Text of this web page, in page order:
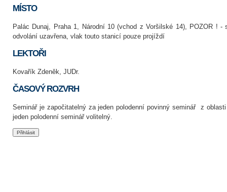
MÍSTO
Palác Dunaj, Praha 1, Národní 10 (vchod z Voršilské 14), POZOR ! -
odvolání uzavřena, vlak touto stanicí pouze projíždí
LEKTOŘI
Kovařík Zdeněk, JUDr.
ČASOVÝ ROZVRH
Seminář je započitatelný za jeden polodenní povinný seminář z
jeden polodenní seminář volitelný.